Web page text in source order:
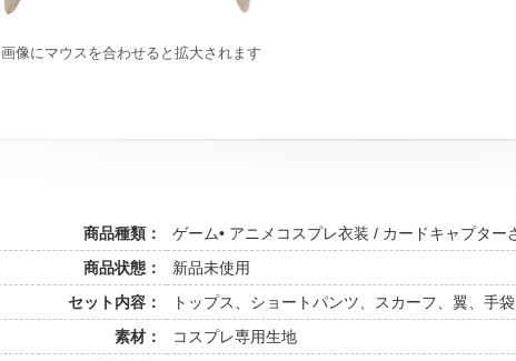
画像にマウスを合わせると拡大されます
商品種類：
ゲーム• アニメコスプレ衣装 / カードキャプター
商品状態：
新品未使用
セット内容：
トップス、ショートパンツ、スカーフ、翼、手
素材：
コスプレ専用生地